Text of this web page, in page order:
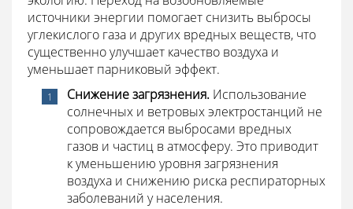
источники энергии помогает снизить выбросы
углекислого газа и других вредных веществ, что
существенно улучшает качество воздуха и
уменьшает парниковый эффект.
Снижение загрязнения. Использование
солнечных и ветровых электростанций не
сопровождается выбросами вредных
газов и частиц в атмосферу. Это приводит
к уменьшению уровня загрязнения
воздуха и снижению риска респираторных
заболеваний у населения.